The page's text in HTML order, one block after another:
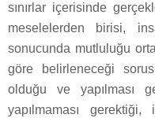
sınırlar içerisinde
meselelerden birisi,
sonucunda mutluluğu
göre belirleneceği
olduğu ve yapılması
yapılmaması